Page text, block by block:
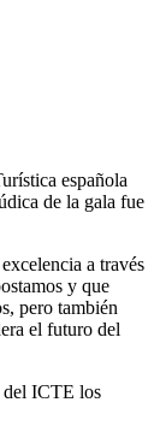
española
de la gala fue
a través
y que
pero también
el futuro del
del ICTE los